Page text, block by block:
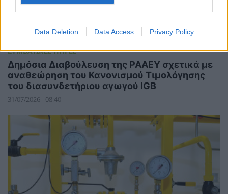
Data Deletion Data Access Privacy Policy
ΣΥΜΒΑΤΙΚΕΣ ΠΗΓΕΣ
Δημόσια Διαβούλευση της ΡΑΑΕΥ σχετικά με
αναθεώρηση του Κανονισμού Τιμολόγησης
του διασυνδετήριου αγωγού IGB
31/07/2026 - 08:40